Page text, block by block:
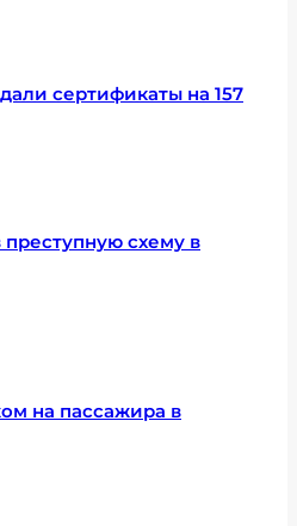
сертификаты на 157
преступную схему в
на пассажира в